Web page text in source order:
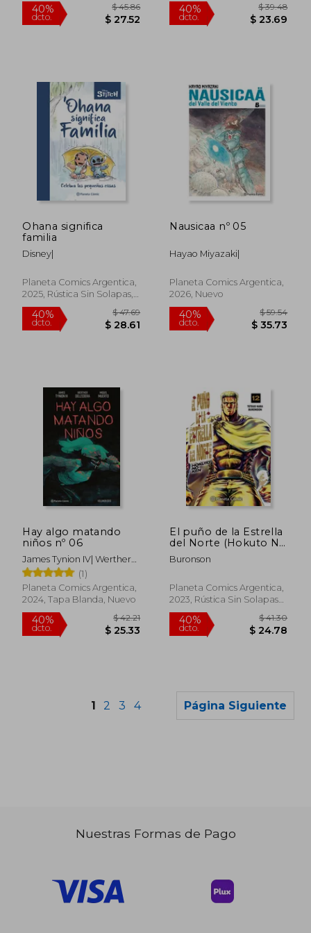
$ 24.78
40%
dcto.
40%
dcto. $ 24.78
40%
dcto.
$ 45.86 40%
Ohana significa
familia
Disney|
Planeta Comics Argentica,
2025, Rústica Sin Solapas,
Nuevo
Nausicaa nº 05
Hayao Miyazaki|
Planeta Comics Argentica,
2026, Nuevo
Hay algo matando
niños nº 06
James Tynion IV| Werther
Dell'edera| Miquel Muerto|
(1)
Planeta Comics Argentica,
2024, Tapa Blanda, Nuevo
El puño de la Estrella
del Norte (Hokuto No
Ken) n
Buronson
Planeta Comics Argentica,
2023, Rústica Sin Solapas
Con S/cub., Nuevo
1 2 3 4 Página Siguiente
Nuestras Formas de Pago